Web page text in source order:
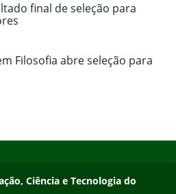
final de seleção para
Filosofia abre seleção para
Ciência e Tecnologia do